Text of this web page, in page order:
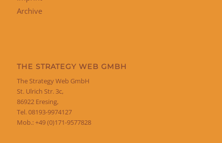
Archive
THE STRATEGY WEB GMBH
The Strategy Web GmbH
St. Ulrich Str. 3c,
86922 Eresing,
Tel. 08193-9974127
Mob.: +49 (0)171-9577828